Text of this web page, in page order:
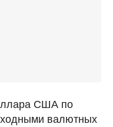
США по
валютных